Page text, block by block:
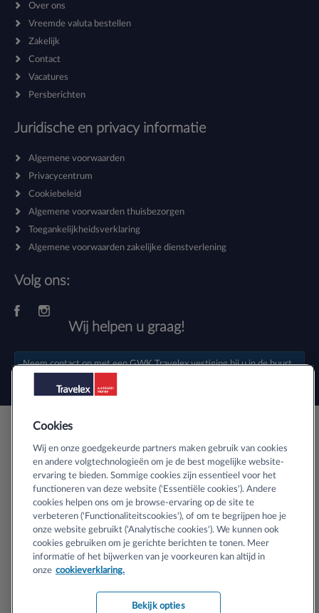
Over ons
Vreemde valuta bestellen
Zakelijk
Contact
Vacatures
Persberichten
Juridische en privacy informatie
Algemene voorwaarden
Privacycentrum
Cookiebeleid
Algemene voorwaarden thuisbezorgen
Toegankelijkheidsverklaring
Algemene voorwaarden zakelijke dienstverlening
Volg ons:
Wij helpen u graag!
Neem contact op met eenGWK Travelex vestigingbij u in de buurt.
Veilig buitenlands geld bestellen
Informatie over SSL-certificaten
Copyright © 2024 Travelex N.V. Handelsregister KvK nr 33143504,
Cookies
Wij en onze goedgekeurde partners maken gebruik van cookies
en andere volgtechnologieën om je de best mogelijke website-
ervaring te bieden. Sommige cookies zijn essentieel voor het
functioneren van deze website ('Essentiële cookies'). Andere
cookies helpen ons om je browse-ervaring op de site te
verbeteren ('Functionaliteitscookies'), of om te begrijpen hoe je
onze website gebruikt ('Analytische cookies'). We kunnen ook
cookies gebruiken om je gerichte berichten te tonen. Meer
informatie of het bijwerken van je voorkeuren kan altijd in
onze cookieverklaring.
Bekijk opties